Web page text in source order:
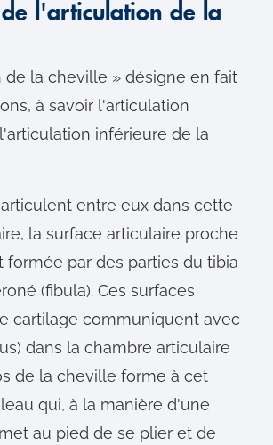
l'articulation de la
de la cheville » désigne en fait
à savoir l'articulation
inférieure de la
entre eux dans cette
la surface articulaire proche
formée par des parties du tibia
(fibula). Ces surfaces
cartilage communiquent avec
dans la chambre articulaire
de la cheville forme à cet
qui, à la manière d'une
au pied de se plier et de